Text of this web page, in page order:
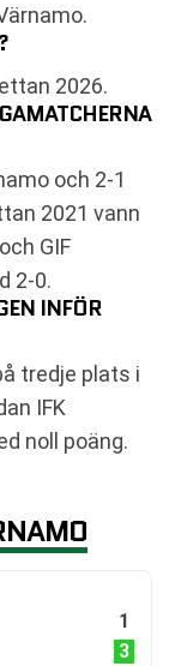
2026.
och 2-1
2021 vann
GIF
2-0.
INFÖR
tredje plats i
IFK
noll poäng.
1
3